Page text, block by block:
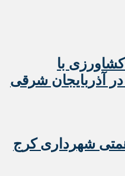
از ۴۷ طرح کشاورزی با
آذربایجان شرقی
شهرداری کرج